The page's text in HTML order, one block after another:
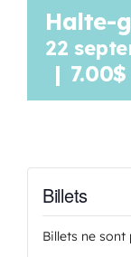
Programmation
Mon Compte
OFFRES
Halte-
22
| 7.00$
Billets
Billets ne